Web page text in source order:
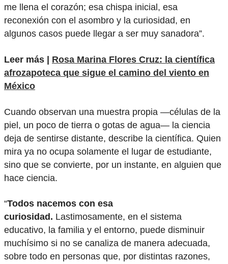
me llena el corazón; esa chispa inicial, esa
reconexión con el asombro y la curiosidad, en
algunos casos puede llegar a ser muy sanadora”.
Leer más | Rosa Marina Flores Cruz: la científica
afrozapoteca que sigue el camino del viento en
México
Cuando observan una muestra propia —células de la
piel, un poco de tierra o gotas de agua— la ciencia
deja de sentirse distante, describe la científica. Quien
mira ya no ocupa solamente el lugar de estudiante,
sino que se convierte, por un instante, en alguien que
hace ciencia.
“Todos nacemos con esa
curiosidad. Lastimosamente, en el sistema
educativo, la familia y el entorno, puede disminuir
muchísimo si no se canaliza de manera adecuada,
sobre todo en personas que, por distintas razones,